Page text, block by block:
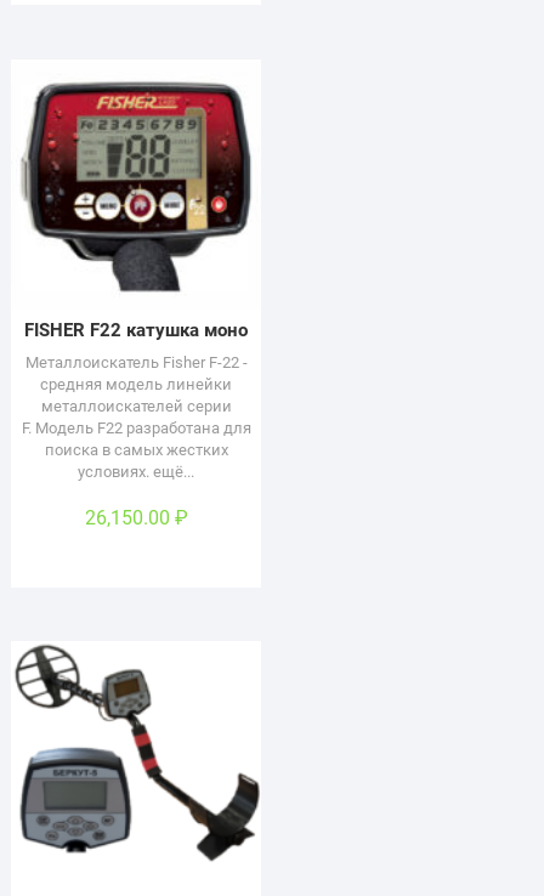
FISHER F22 катушка моно
Металлоискатель Fisher F-22 -
средняя модель линейки
металлоискателей серии
F. Модель F22 разработана для
поиска в самых жестких
условиях. ещё...
26,150.00 ₽